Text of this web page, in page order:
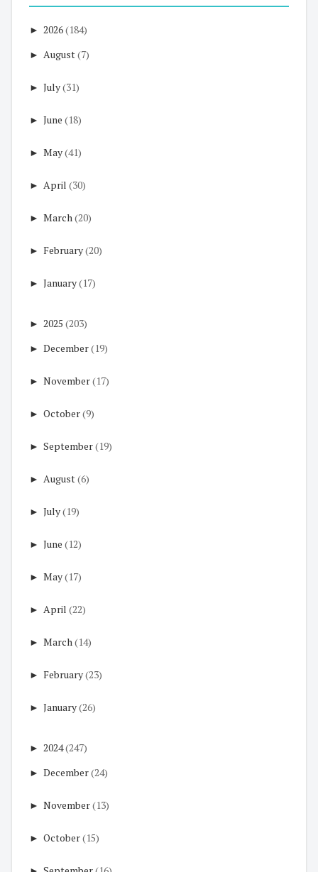
► 2026(184)
► August(7)
► July(31)
► June (18)
► May(41)
► April (30)
► March(20)
► February(20)
► January(17)
► 2025 (203)
► December(19)
► November(17)
► October(9)
► September(19)
► August(6)
► July(19)
► June (12)
► May(17)
► April (22)
► March(14)
► February(23)
► January(26)
► 2024(247)
► December(24)
► November(13)
► October(15)